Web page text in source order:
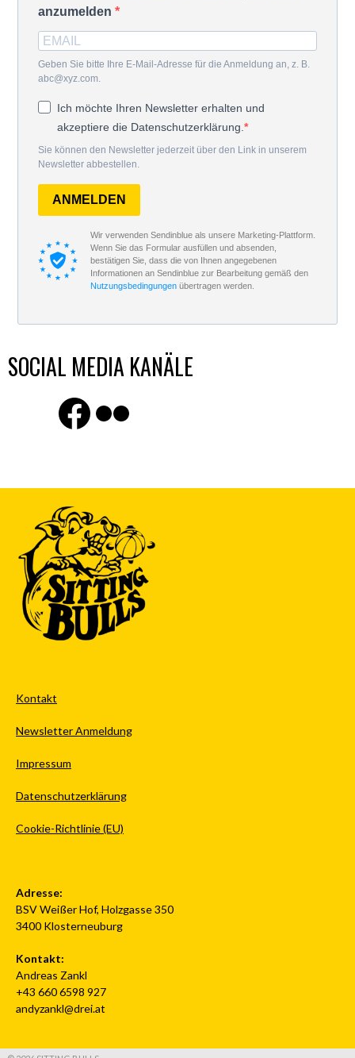
anzumelden
Geben Sie bitte Ihre E-Mail-Adresse für die Anmeldung an, z. B.
abc@xyz.com.
Ich möchte Ihren Newsletter erhalten und
akzeptiere die Datenschutzerklärung.
Sie können den Newsletter jederzeit über den Link in unserem
Newsletter abbestellen.
ANMELDEN
Wir verwenden Sendinblue als unsere Marketing-Plattform.
Wenn Sie das Formular ausfüllen und absenden,
bestätigen Sie, dass die von Ihnen angegebenen
Informationen an Sendinblue zur Bearbeitung gemäß den
Nutzungsbedingungenübertragen werden.
SOCIAL MEDIA KANÄLE
Finde uns auf Facebook
Flickr
Kontakt
Newsletter Anmeldung
Impressum
Datenschutzerklärung
Cookie-Richtlinie (EU)
Adresse:
BSV Weißer Hof, Holzgasse 350
3400 Klosterneuburg
Kontakt:
Andreas Zankl
+43 660 6598 927
andyzankl@drei.at